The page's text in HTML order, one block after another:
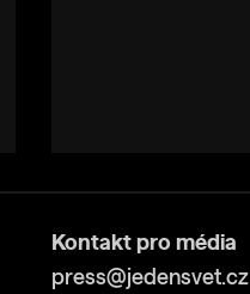
Kontakt pro média
press@jedensvet.cz